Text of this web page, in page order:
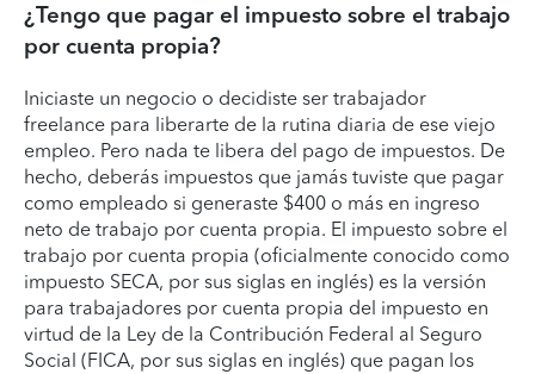
¿Tengo que pagar el impuesto sobre el trabajo
por cuenta propia?
Iniciaste un negocio o decidiste ser trabajador
freelance para liberarte de la rutina diaria de ese viejo
empleo. Pero nada te libera del pago de impuestos. De
hecho, deberás impuestos que jamás tuviste que pagar
como empleado si generaste $400 o más en ingreso
neto de trabajo por cuenta propia. El impuesto sobre el
trabajo por cuenta propia (oficialmente conocido como
impuesto SECA, por sus siglas en inglés) es la versión
para trabajadores por cuenta propia del impuesto en
virtud de la Ley de la Contribución Federal al Seguro
Social (FICA, por sus siglas en inglés) que pagan los